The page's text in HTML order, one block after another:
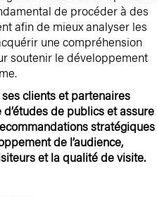
de procéder à des
afin de mieux analyser les
une compréhension
soutenir le développement
clients et partenaires
de publics et assure
stratégiques
de l’audience,
et la qualité de visite.